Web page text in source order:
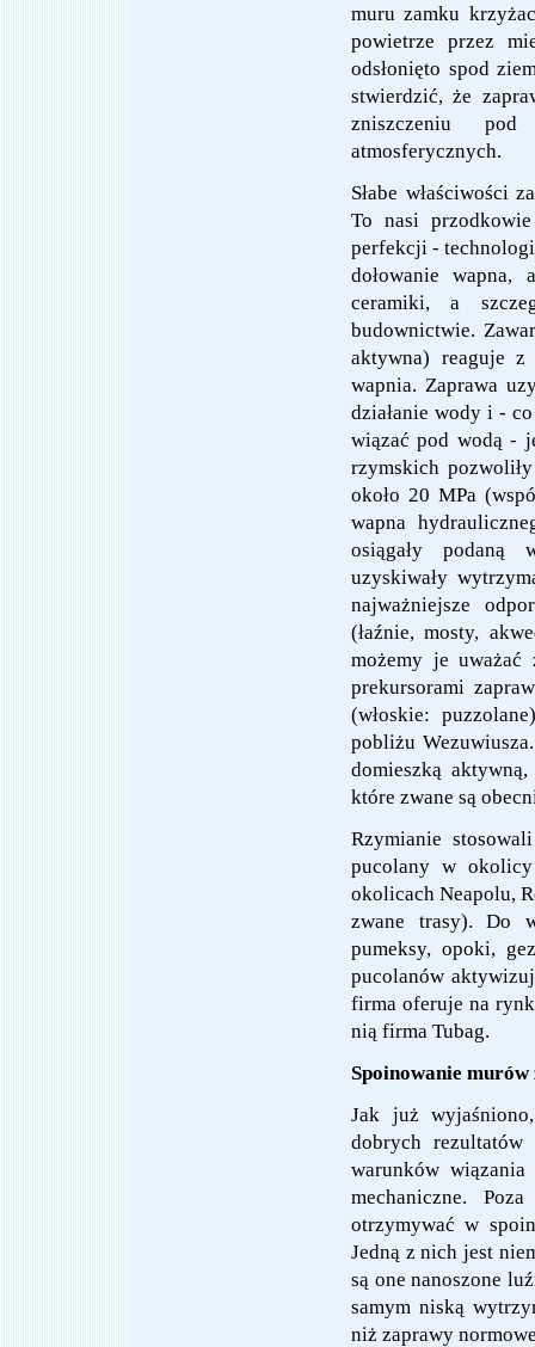
muru zamku
powietrze przez
odsłonięto spod
stwierdzić, że
zniszczeniu pod
atmosferycznych.
Słabe właściwości
To nasi
perfekcji -
dołowanie wapna,
ceramiki, a
budownictwie.
aktywna) reaguje
wapnia. Zaprawa
działanie wody i -
wiązać pod wodą -
rzymskich
około 20 MPa
wapna
osiągały podaną
uzyskiwały
najważniejsze
(łaźnie, mosty,
możemy je uważać
prekursorami
(włoskie:
pobliżu
domieszką
które zwane są
Rzymianie
pucolany w
okolicach Neapolu,
zwane trasy). Do
pumeksy, opoki,
pucolanów
firma oferuje na
nią firma Tubag.
Spoinowanie
Jak już
dobrych rezultatów
warunków
mechaniczne.
otrzymywać w
Jedną z nich jest
są one nanoszone
samym niską
niż zaprawy